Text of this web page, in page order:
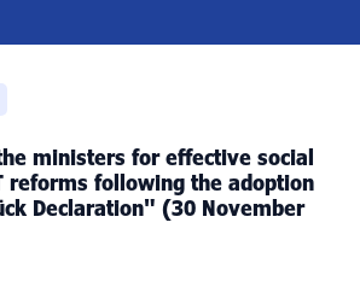
the ministers for effective social
reforms following the adoption
Declaration" (30 November